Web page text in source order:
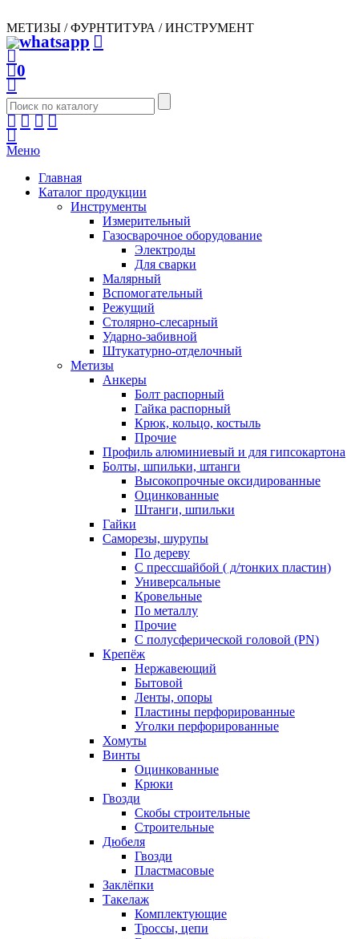
МЕТИЗЫ / ФУРНТИТУРА / ИНСТРУМЕНТ
0
Меню
Главная
Каталог продукции
Инструменты
Измерительный
Газосварочное оборудование
Электроды
Для сварки
Малярный
Вспомогательный
Режущий
Столярно-слесарный
Ударно-забивной
Штукатурно-отделочный
Метизы
Анкеры
Болт распорный
Гайка распорный
Крюк, кольцо, костыль
Прочие
Профиль алюминиевый и для гипсокартона
Болты, шпильки, штанги
Высокопрочные оксидированные
Оцинкованные
Штанги, шпильки
Гайки
Саморезы, шурупы
По дереву
С прессшайбой ( д/тонких пластин)
Универсальные
Кровельные
По металлу
Прочие
С полусферической головой (PN)
Крепёж
Нержавеющий
Бытовой
Ленты, опоры
Пластины перфорированные
Уголки перфорированные
Хомуты
Винты
Оцинкованные
Крюки
Гвозди
Скобы строительные
Строительные
Дюбеля
Гвозди
Пластмасовые
Заклёпки
Такелаж
Комплектующие
Троссы, цепи